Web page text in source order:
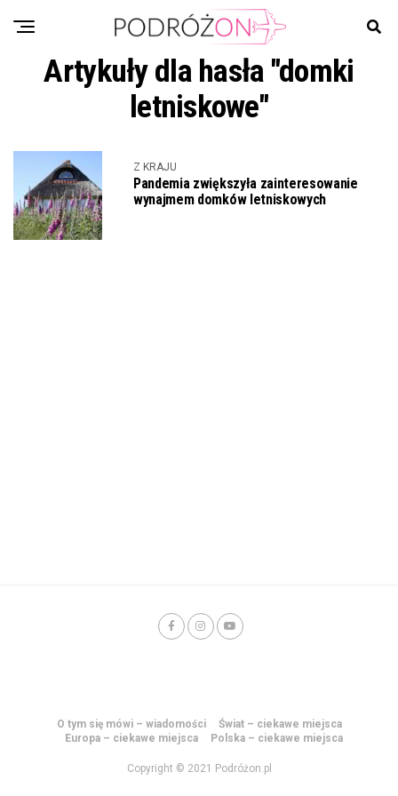
Artykuły dla hasła "domki
letniskowe"
Z KRAJU
Pandemia zwiększyła zainteresowanie
wynajmem domków letniskowych
O tym się mówi – wiadomości
Świat – ciekawe miejsca
Europa – ciekawe miejsca
Polska – ciekawe miejsca
Copyright © 2021 Podróżon.pl